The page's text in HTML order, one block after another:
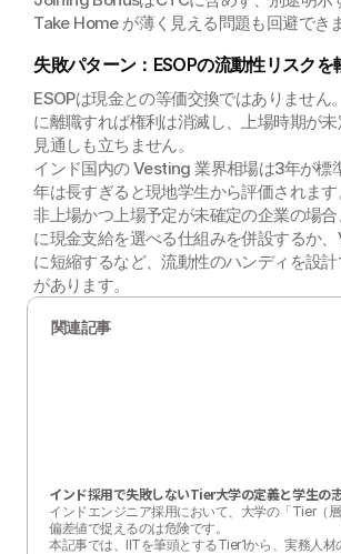
Take Home が薄く見える問題も回避できま
失敗パターン：ESOPの流動性リスクを
ESOPは現金との等価交換ではありません
に離職すれば権利は消滅し、上場時期が
見通しも立ちません。
インド国内の Vesting 業界相場は3年が標
年は長すぎると現地学生から評価されます
非上場かつ上場予定が未確定の企業の場合
に現金支給を選べる仕組みを併設するか
に短縮するなど、流動性のハンディを設
があります。
関連記事
インド採用で失敗しないTier大学の定義と学生の
インドエンジニア採用において、大学の「Tier（
偏差値で捉えるのは危険です。
本記事では、IITを筆頭とするTier1から、実務人材